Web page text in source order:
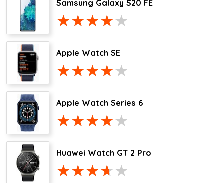
Samsung Galaxy S20 FE
Apple Watch SE
Apple Watch Series 6
Huawei Watch GT 2 Pro